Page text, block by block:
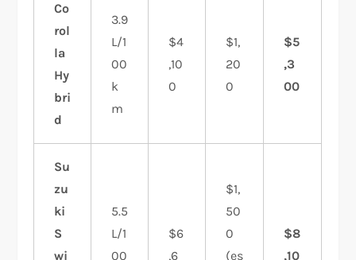
Co
rol
la
Hy
bri
d
3.9
L/1
00
k
m
$4
,10
0
$1,
20
0
$5
,3
00
Su
zu
ki
S
wi
5.5
L/1
00
$6
,6
$1,
50
0
(es
$8
,10